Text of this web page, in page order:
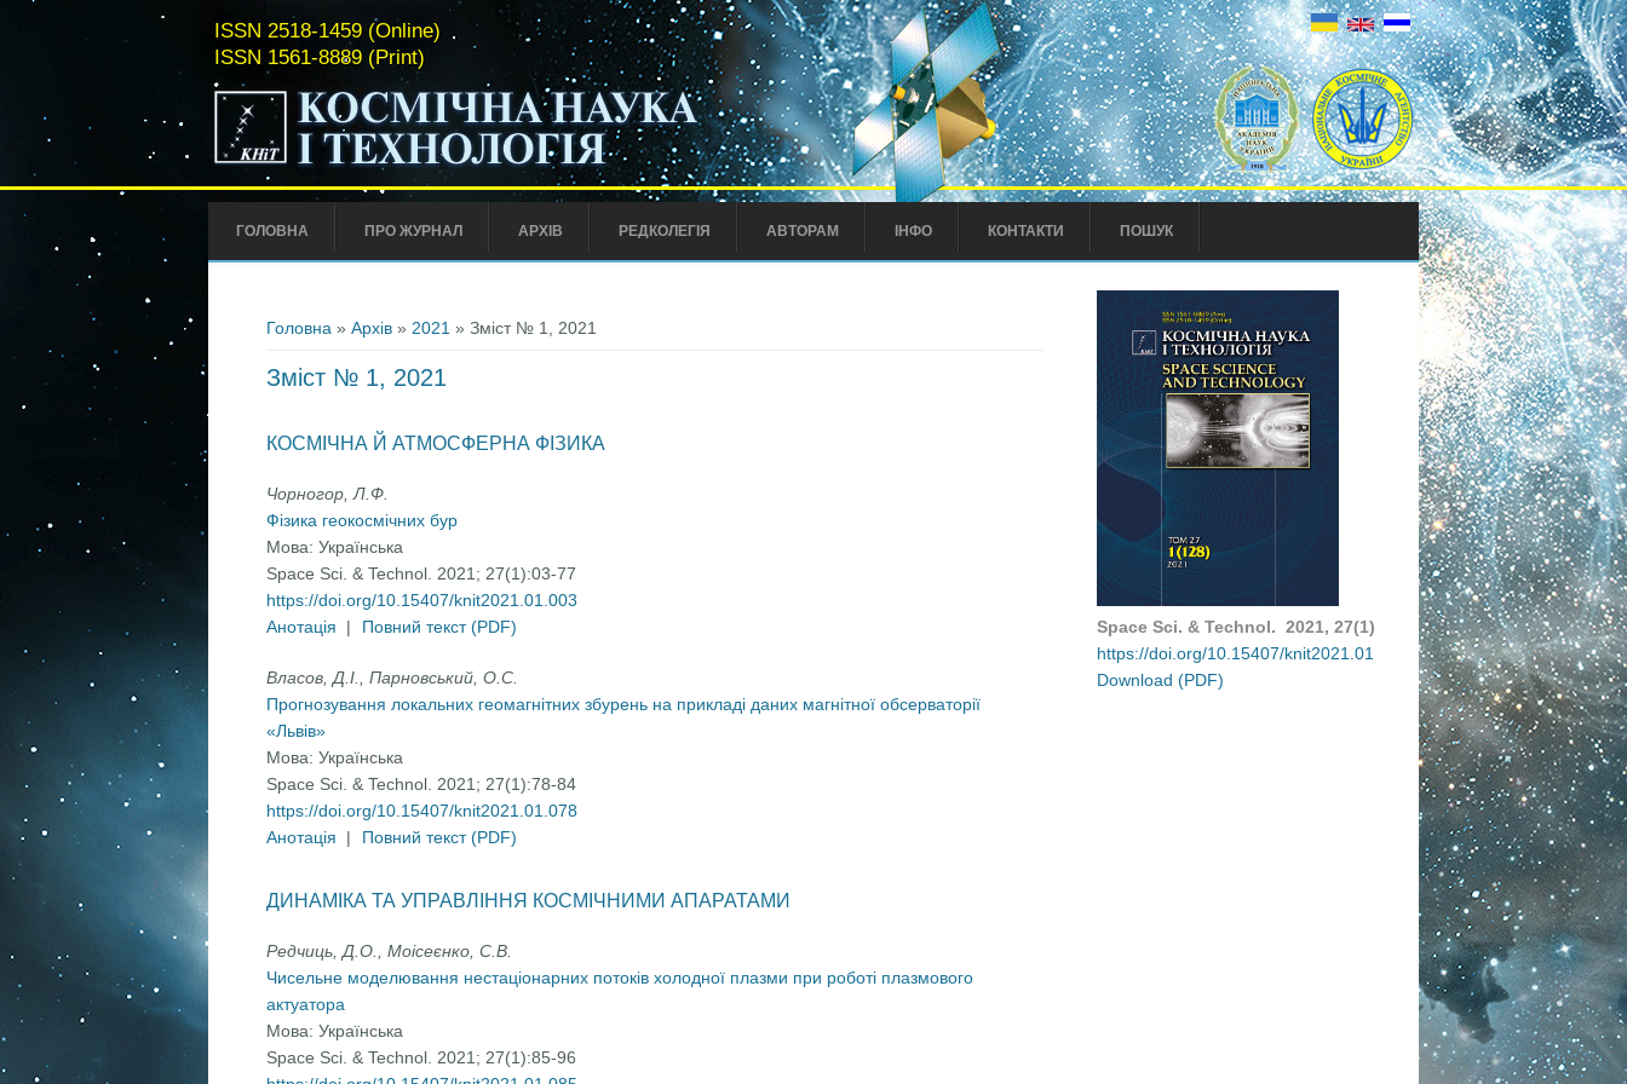
ISSN 2518-1459 (Online)
ISSN 1561-8889 (Print)
ГОЛОВНА ПРО ЖУРНАЛ АРХІВ РЕДКОЛЕГІЯ АВТОРАМ ІНФО КОНТАКТИ ПОШУК
Головна» Архів» 2021» Зміст № 1, 2021
Зміст № 1, 2021
КОСМІЧНА Й АТМОСФЕРНА ФІЗИКА
Чорногор, Л.Ф.
Фізика геокосмічних бур
Мова: Українська
Space Sci. & Technol. 2021; 27(1):03-77
https://doi.org/10.15407/knit2021.01.003
Анотація
| Повний текст (PDF)
Власов, Д.І., Парновський, О.С.
Прогнозування локальних геомагнітних збурень на прикладі даних магнітної обсерваторії
«Львів»
Мова: Українська
Space Sci. & Technol. 2021; 27(1):78-84
https://doi.org/10.15407/knit2021.01.078
Анотація
| Повний текст (PDF)
ДИНАМІКА ТА УПРАВЛІННЯ КОСМІЧНИМИ АПАРАТАМИ
Редчиць, Д.О., Моісеєнко, С.В.
Чисельне моделювання нестаціонарних потоків холодної плазми при роботі плазмового
актуатора
Мова: Українська
Space Sci. & Technol. 2021; 27(1):85-96
Space Sci. & Technol. 2021, 27(1)
https://doi.org/10.15407/knit2021.01
Download (PDF)